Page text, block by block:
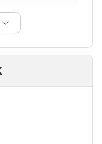
Ma szybkie
które
tygodni
waży